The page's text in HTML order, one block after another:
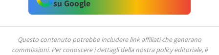
su Google
Questo contenuto potrebbe includere link affiliati che generano
commissioni. Per conoscere i dettagli della nostra policy editoriale, è